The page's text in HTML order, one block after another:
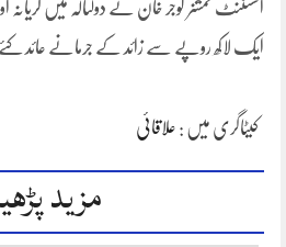
اسسٹنٹ کمشنر گوجر خان نے دولتالہ میں
ایک لاکھ روپے سے زائد کے جرمانے عائد کئے
کیٹاگری میں : علاقائی
مزید